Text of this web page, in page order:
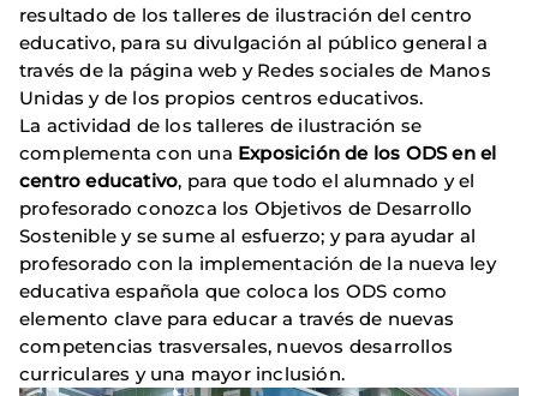
resultado de los talleres de ilustración del centro
educativo, para su divulgación al público general a
través de la página web y Redes sociales de Manos
Unidas y de los propios centros educativos.
La actividad de los talleres de ilustración se
complementa con una Exposición de los ODS en el
centro educativo, para que todo el alumnado y el
profesorado conozca los Objetivos de Desarrollo
Sostenible y se sume al esfuerzo; y para ayudar al
profesorado con la implementación de la nueva ley
educativa española que coloca los ODS como
elemento clave para educar a través de nuevas
competencias trasversales, nuevos desarrollos
curriculares y una mayor inclusión.